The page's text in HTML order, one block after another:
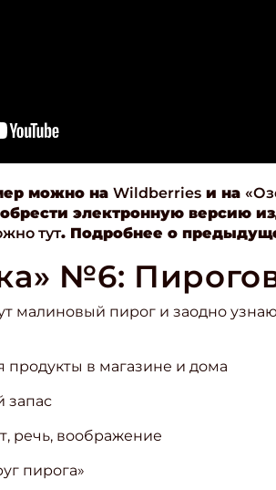
можно на Wildberries и на
электронную версию
тут. Подробнее о
№6:
малиновый пирог и заодно
продукты в магазине и дома
запас
речь, воображение
пирога»
Подпишись на рассылку
Получи электронный "Классный